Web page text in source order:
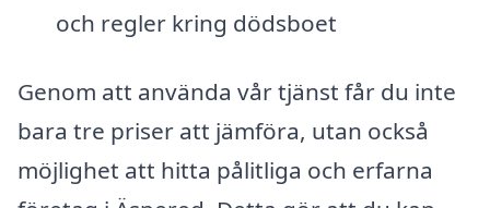
och regler kring dödsboet
Genom att använda vår tjänst får du inte
bara tre priser att jämföra, utan också
möjlighet att hitta pålitliga och erfarna